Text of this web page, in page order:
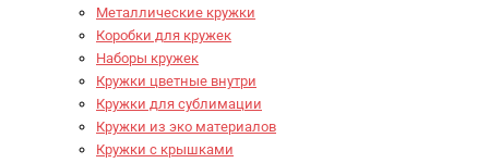
Металлические кружки
Коробки для кружек
Наборы кружек
Кружки цветные внутри
Кружки для сублимации
Кружки из эко материалов
Кружки с крышками